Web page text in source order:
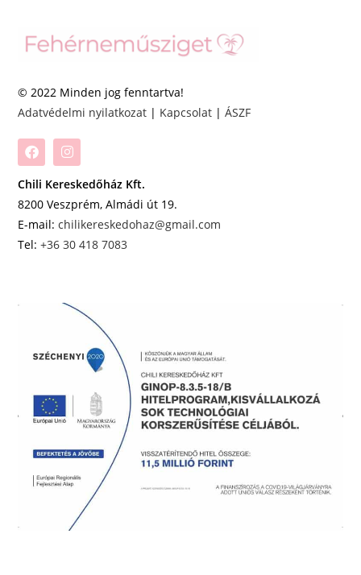
© 2022 Minden jog fenntartva!
Adatvédelmi nyilatkozat | Kapcsolat |ÁSZF
Chili Kereskedőház Kft.
8200 Veszprém, Almádi út 19.
E-mail:chilikereskedohaz@gmail.com
Tel:+36 30 418 7083